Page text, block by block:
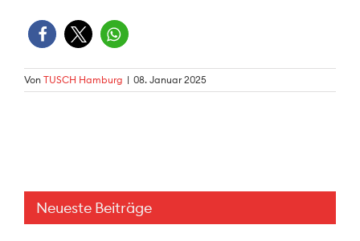
Von TUSCH Hamburg | 08. Januar 2025
Neueste Beiträge